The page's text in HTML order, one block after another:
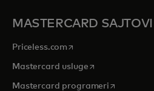
MASTERCARD SAJTOVI
Priceless.com opens in a new tab
Mastercard uslugeopens in a new
Mastercard programeri opens in a